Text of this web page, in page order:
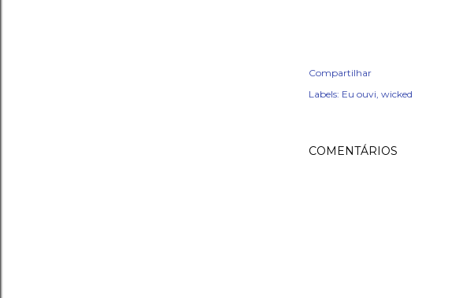
Compartilhar
Labels: Eu ouvi wicked
COMENTÁRIOS